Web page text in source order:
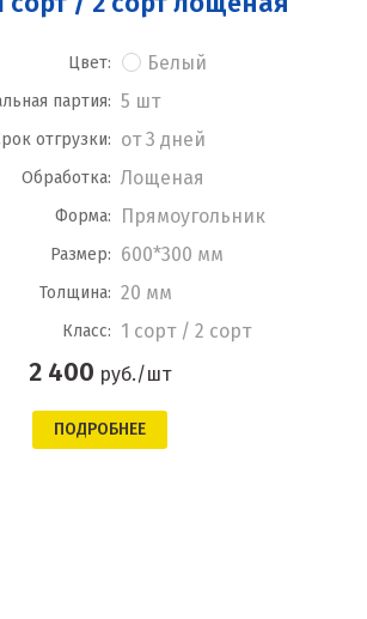
Цвет: Белый
партия: 5 шт
отгрузки: от 3 дней
Обработка: Лощеная
Форма: Прямоугольник
Размер: 600*300 мм
Толщина: 20 мм
Класс: 1 сорт / 2 сорт
2 400 руб./шт
ПОДРОБНЕЕ